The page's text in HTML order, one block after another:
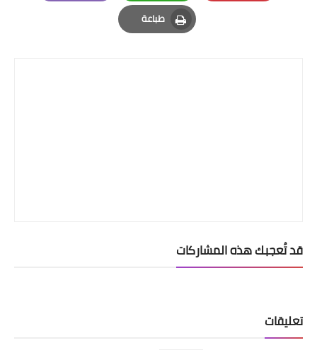
Pinterest
Whatsapp
Email
طباعة
Print
قد تُعجبك هذه المشاركات
تعليقات